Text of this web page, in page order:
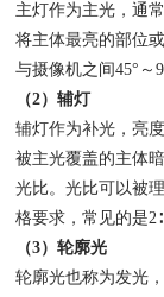
主灯作为主光，通
将主体最亮的部位
与摄像机之间45°～
（2）辅灯
辅灯作为补光，亮
被主光覆盖的主体
光比。光比可以被
格要求，常见的是
（3）轮廓光
轮廓光也称为发光